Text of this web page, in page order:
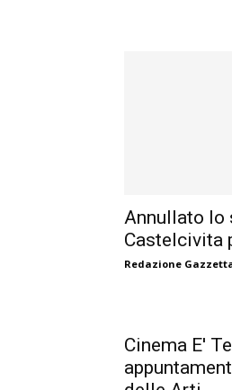
Annullato lo
Castelcivita
Redazione
Cinema E'